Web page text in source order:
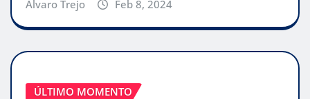
Alvaro Trejo Feb 8, 2024
ÚLTIMO MOMENTO